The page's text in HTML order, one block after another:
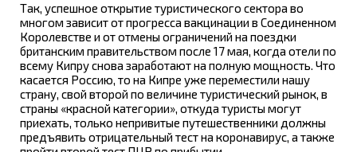
Так, успешное открытие туристического сектора во
многом зависит от прогресса вакцинации в Соединенном
Королевстве и от отмены ограничений на поездки
британским правительством после 17 мая, когда отели по
всему Кипру снова заработают на полную мощность. Что
касается Россию, то на Кипре уже переместили нашу
страну, свой второй по величине туристический рынок, в
страны «красной категории», откуда туристы могут
приехать, только непривитые путешественники должны
предъявить отрицательный тест на коронавирус, а также